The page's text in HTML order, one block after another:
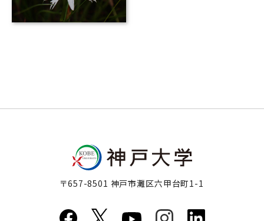
〒657-8501 神戸市灘区六甲台町1-1